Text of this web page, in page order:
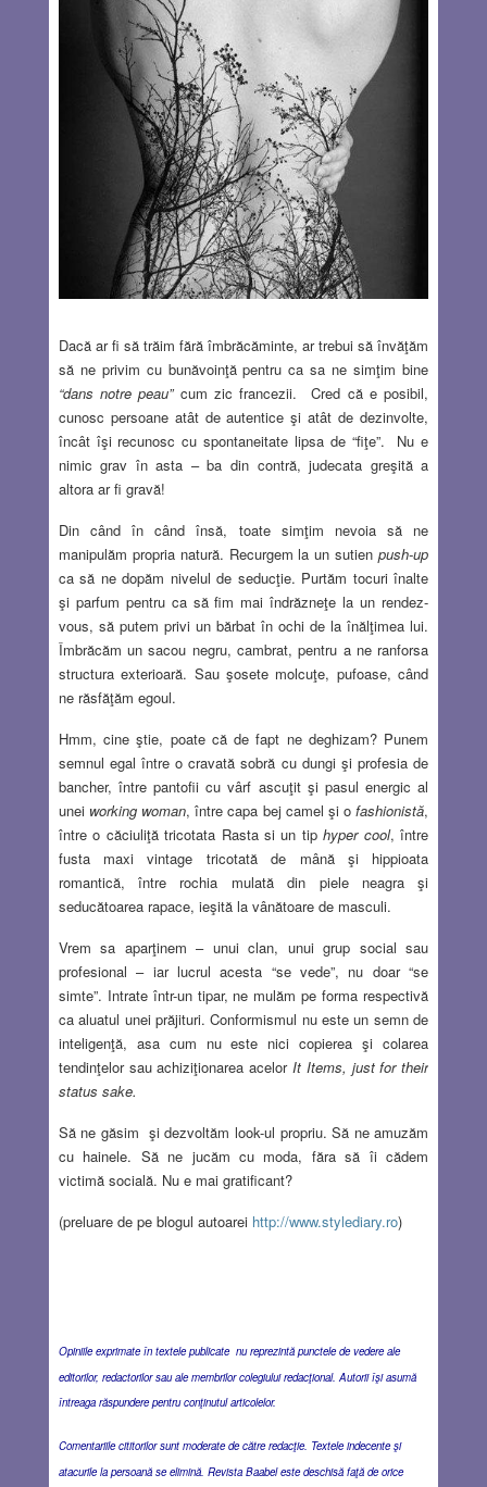
Dacă ar fi să trăim fără îmbrăcăminte, ar trebui să învăţăm
să ne privim cu bunăvoinţă pentru ca sa ne simţim bine
“dans notre peau”cum zic francezii. Cred că e posibil,
cunosc persoane atât de autentice şi atât de dezinvolte,
încât îşi recunosc cu spontaneitate lipsa de “fiţe”. Nu e
nimic grav în asta – ba din contră, judecata greşită a
altora ar fi gravă!
Din când în când însă, toate simţim nevoia să ne
manipulăm propria natură. Recurgem la un sutienpush-up
ca să ne dopăm nivelul de seducţie. Purtăm tocuri înalte
şi parfum pentru ca să fim mai îndrăzneţe la un rendez-
vous, să putem privi un bărbat în ochi de la înălţimea lui.
Îmbrăcăm un sacou negru, cambrat, pentru a ne ranforsa
structura exterioară. Sau şosete molcuţe, pufoase, când
ne răsfăţăm egoul.
Hmm, cine ştie, poate că de fapt ne deghizam? Punem
semnul egal între o cravată sobră cu dungi şi profesia de
bancher, între pantofii cu vârf ascuţit şi pasul energic al
unei working woman, între capa bej camel şi ofashionistă,
între o căciuliţă tricotata Rasta si un tiphyper cool, între
fusta maxi vintage tricotată de mână şi hippioata
romantică, între rochia mulată din piele neagra şi
seducătoarea rapace, ieşită la vânătoare de masculi.
Vrem sa aparţinem – unui clan, unui grup social sau
profesional – iar lucrul acesta “se vede”, nu doar “se
simte”. Intrate într-un tipar, ne mulăm pe forma respectivă
ca aluatul unei prăjituri. Conformismul nu este un semn de
inteligenţă, asa cum nu este nici copierea şi colarea
tendinţelor sau achiziţionarea acelor It Items, just for their
status sake.
Să ne găsim şi dezvoltăm look-ul propriu. Să ne amuzăm
cu hainele. Să ne jucăm cu moda, făra să îi cădem
victimă socială. Nu e mai gratificant?
(preluare de pe blogul autoarei http://www.stylediary.ro)
Opiniile exprimate în textele publicate nu reprezintă punctele de vedere ale
editorilor, redactorilor sau ale membrilor colegiului redacţional. Autorii îşi asumă
întreaga răspundere pentru conţinutul articolelor.
Comentariile cititorilor sunt moderate de către redacţie. Textele indecente şi
atacurile la persoană se elimină. Revista Baabel este deschisă faţă de orice